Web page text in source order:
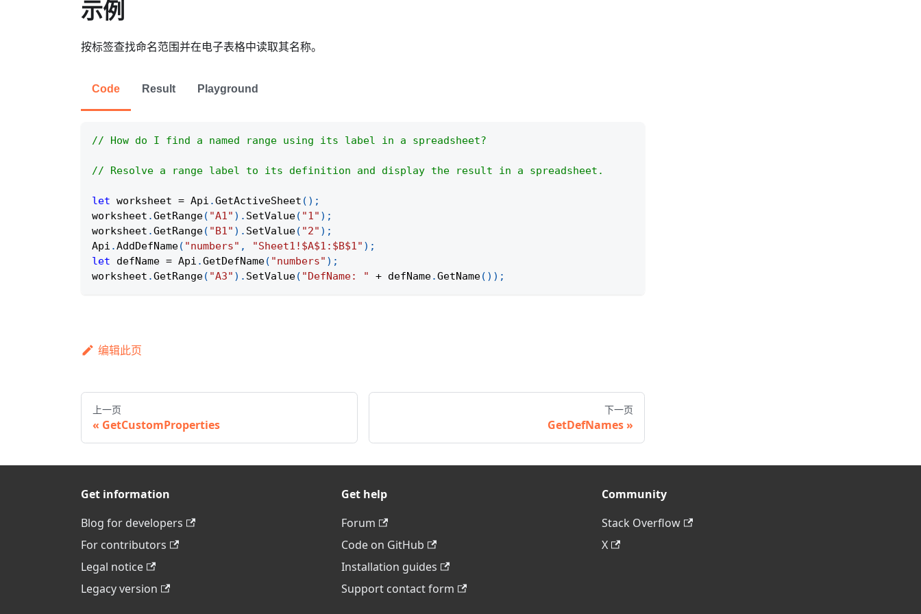
示例
按标签查找命名范围并在电子表格中读取其名称。
Code Result Playground
// How do I find a named range using its label in a spreadsheet?
// Resolve a range label to its definition and display the result in a spreadsheet.
let worksheet = Api .GetActiveSheet ( ) ;
worksheet .GetRange( "A1" ) . SetValue( "1" ) ;
worksheet .GetRange( "B1" ) . SetValue( "2" ) ;
Api .AddDefName( "numbers" , "Sheet1!$A$1:$B$1" ) ;
let defName = Api .GetDefName( "numbers" ) ;
worksheet .GetRange( "A3" ) . SetValue( "DefName: " + defName.GetName( ) ) ;
编辑此页
上一页
GetCustomProperties
下一页
GetDefNames
Get information
Blog for developers
For contributors
Legal notice
Legacy version
Get help
Forum
Code on GitHub
Installation guides
Support contact form
Community
Stack Overflow
X